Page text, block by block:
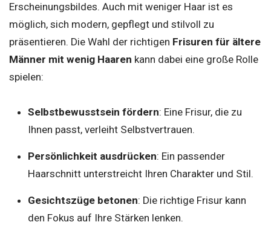
Erscheinungsbildes. Auch mit weniger Haar ist es
möglich, sich modern, gepflegt und stilvoll zu
präsentieren. Die Wahl der richtigen Frisuren für ältere
Männer mit wenig Haaren kann dabei eine große Rolle
spielen:
Selbstbewusstsein fördern: Eine Frisur, die zu
Ihnen passt, verleiht Selbstvertrauen.
Persönlichkeit ausdrücken: Ein passender
Haarschnitt unterstreicht Ihren Charakter und Stil.
Gesichtszüge betonen: Die richtige Frisur kann
den Fokus auf Ihre Stärken lenken.